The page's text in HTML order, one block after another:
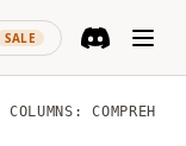
SALE
(opens in a